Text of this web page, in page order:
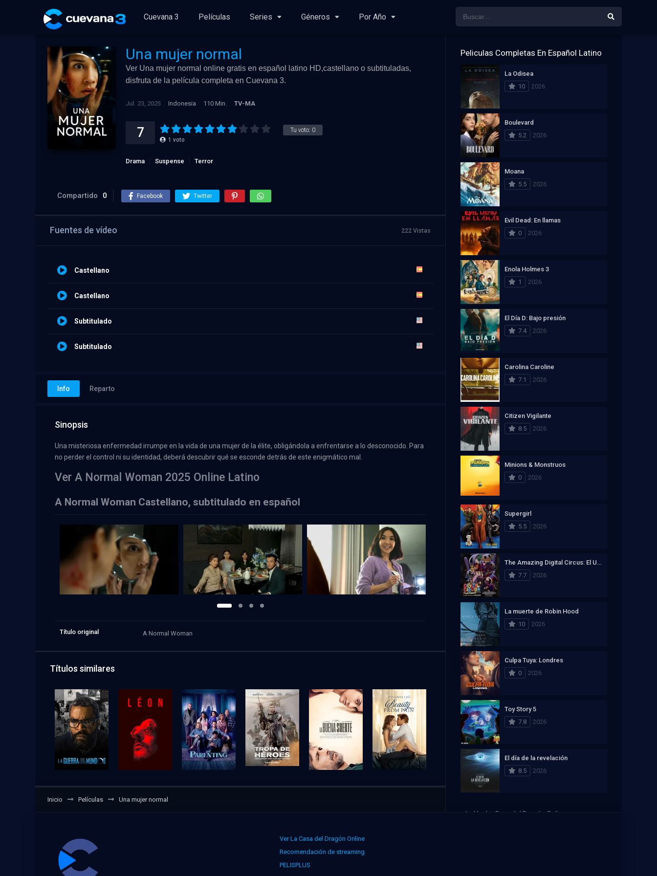
Cuevana 3 Películas Series Géneros Por Año
Una mujer normal
Ver Una mujer normal online gratis en español latino HD,castellano o subtituladas,
disfruta de la película completa en Cuevana 3.
Jul. 23, 2025 Indonesia 110 Min. TV-MA
Tu voto: 0
7 1 voto
Drama Suspense Terror
Compartido 0 Facebook Twitter
Fuentes de vídeo 222 Vistas
Castellano
Castellano
Subtitulado
Subtitulado
Info Reparto
Sinopsis
Una misteriosa enfermedad irrumpe en la vida de una mujer de la élite, obligándola a enfrentarse a lo desconocido. Para
no perder el control ni su identidad, deberá descubrir qué se esconde detrás de este enigmático mal.
Ver A Normal Woman 2025 Online Latino
A Normal Woman Castellano, subtitulado en español
Título original A Normal Woman
Títulos similares
Inicio Películas Una mujer normal
Peliculas Completas En Español Latino
La Odisea
10
2026
Boulevard
5.2
2026
Moana
5.5
2026
Evil Dead: En llamas
0
2026
Enola Holmes 3
1
2026
El Día D: Bajo presión
7.4
2026
Carolina Caroline
7.1
2026
Citizen Vigilante
8.5
2026
Minions & Monstruos
0
2026
Supergirl
5.5
2026
The Amazing Digital Circus: El Ultimo Acto
7.7
2026
La muerte de Robin Hood
10
2026
Culpa Tuya: Londres
0
2026
Toy Story 5
7.8
2026
El día de la revelación
8.5
2026
Ver La Casa del Dragón Online
Ver La Casa del Dragón Online
Recomendación de streaming
PELISPLUS